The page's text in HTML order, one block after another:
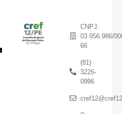
CNPJ:
03.956.986/
66
(81)
3226-
0996